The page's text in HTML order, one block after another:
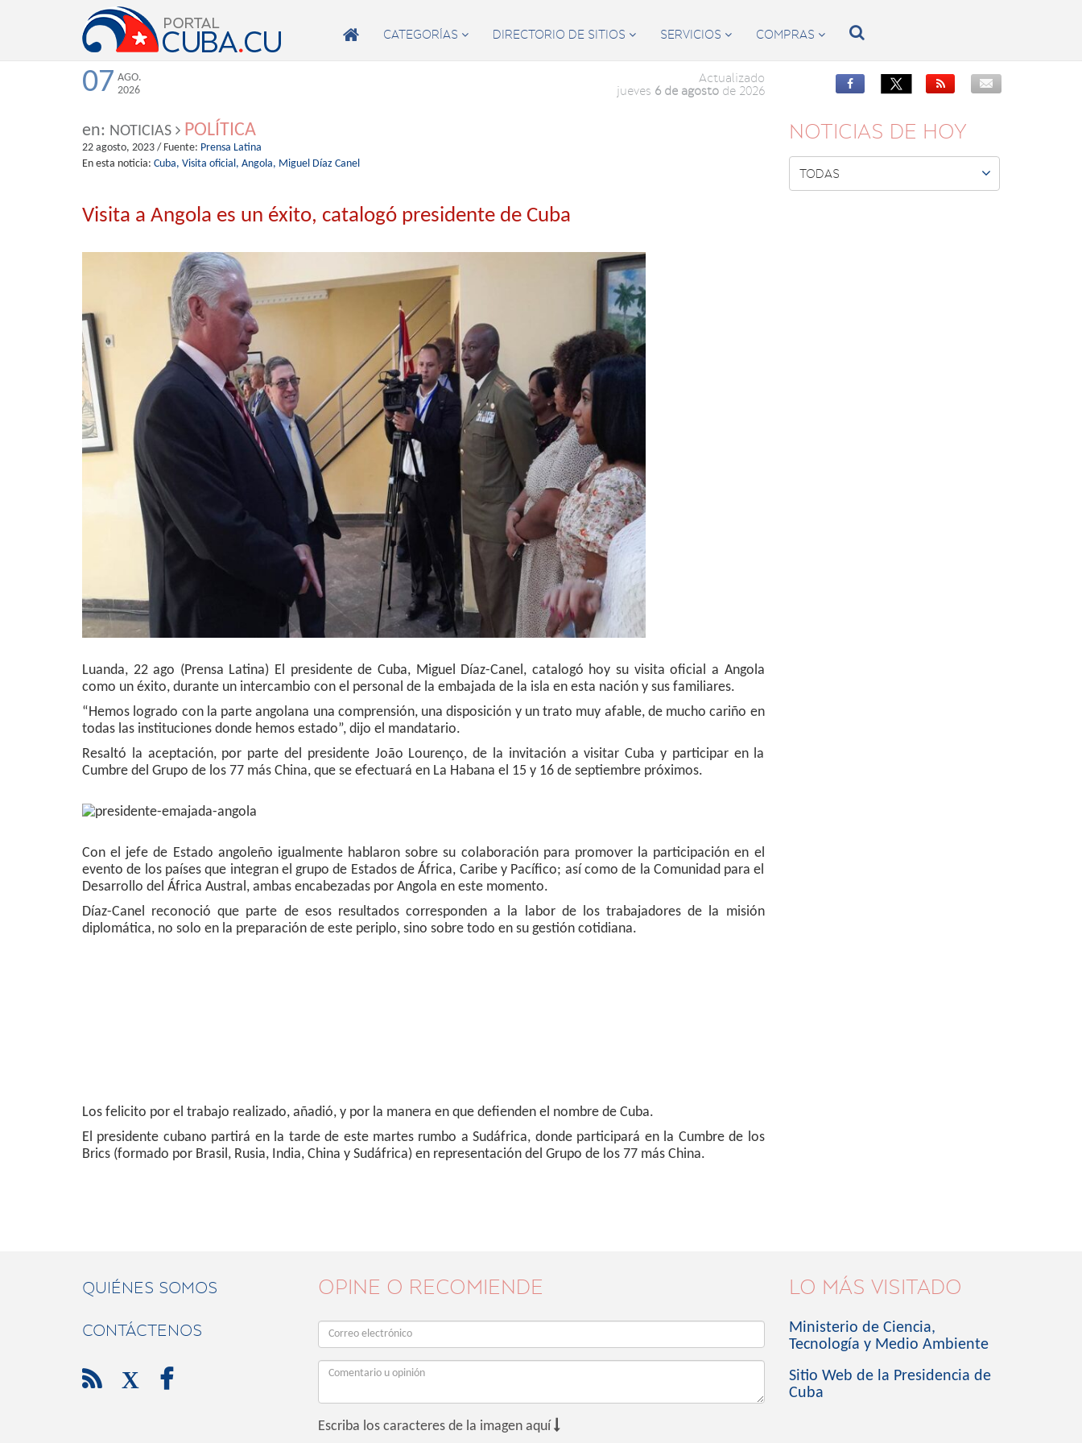
 CATEGORÍAS  DIRECTORIO DE SITIOS  SERVICIOS  COMPRAS  
07 AGO.
2026
Actualizado
jueves 6 de agostode 2026


en: NOTICIAS POLÍTICA
22 agosto, 2023 / Fuente: Prensa Latina
En esta noticia: Cuba, Visita oficial, Angola, Miguel Díaz Canel
Visita a Angola es un éxito, catalogó presidente de Cuba
Luanda, 22 ago (Prensa Latina) El presidente de Cuba, Miguel Díaz-Canel, catalogó hoy su visita oficial a Angola
como un éxito, durante un intercambio con el personal de la embajada de la isla en esta nación y sus familiares.
“Hemos logrado con la parte angolana una comprensión, una disposición y un trato muy afable, de mucho cariño en
todas las instituciones donde hemos estado”, dijo el mandatario.
Resaltó la aceptación, por parte del presidente João Lourenço, de la invitación a visitar Cuba y participar en la
Cumbre del Grupo de los 77 más China, que se efectuará en La Habana el 15 y 16 de septiembre próximos.
Con el jefe de Estado angoleño igualmente hablaron sobre su colaboración para promover la participación en el
evento de los países que integran el grupo de Estados de África, Caribe y Pacífico; así como de la Comunidad para el
Desarrollo del África Austral, ambas encabezadas por Angola en este momento.
Díaz-Canel reconoció que parte de esos resultados corresponden a la labor de los trabajadores de la misión
diplomática, no solo en la preparación de este periplo, sino sobre todo en su gestión cotidiana.
Los felicito por el trabajo realizado, añadió, y por la manera en que defienden el nombre de Cuba.
El presidente cubano partirá en la tarde de este martes rumbo a Sudáfrica, donde participará en la Cumbre de los
Brics (formado por Brasil, Rusia, India, China y Sudáfrica) en representación del Grupo de los 77 más China.
NOTICIAS DE HOY
TODAS 
QUIÉNES SOMOS
CONTÁCTENOS
 X 
OPINE O RECOMIENDE
Escriba los caracteres de la imagen aquí 
LO MÁS VISITADO
Ministerio de Ciencia,
Tecnología y Medio Ambiente
Sitio Web de la Presidencia de
Cuba